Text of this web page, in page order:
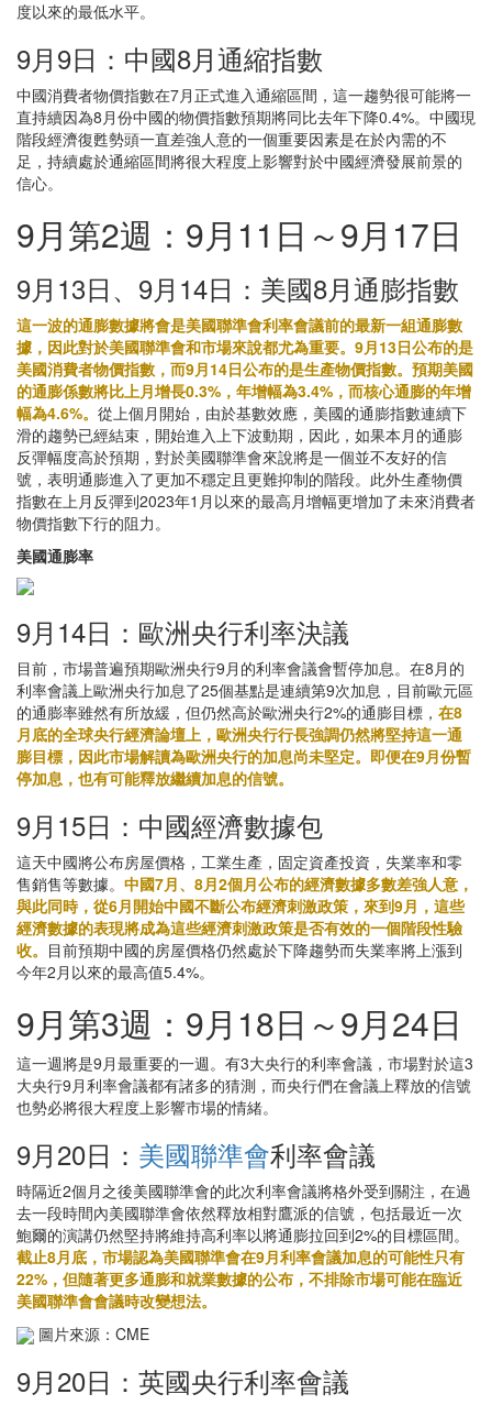
度以來的最低水平。
9月9日：中國8月通縮指數
中國消費者物價指數在7月正式進入通縮區間，這一趨勢很可能將一
直持續因為8月份中國的物價指數預期將同比去年下降0.4%。中國現
階段經濟復甦勢頭一直差強人意的一個重要因素是在於內需的不
足，持續處於通縮區間將很大程度上影響對於中國經濟發展前景的
信心。
9月第2週：9月11日～9月17日
9月13日、9月14日：美國8月通膨指數
這一波的通膨數據將會是美國聯準會利率會議前的最新一組通膨數
據，因此對於美國聯準會和市場來說都尤為重要。9月13日公布的是
美國消費者物價指數，而9月14日公布的是生產物價指數。預期美國
的通膨係數將比上月增長0.3%，年增幅為3.4%，而核心通膨的年增
幅為4.6%。 從上個月開始，由於基數效應，美國的通膨指數連續下
滑的趨勢已經結束，開始進入上下波動期，因此，如果本月的通膨
反彈幅度高於預期，對於美國聯準會來說將是一個並不友好的信
號，表明通膨進入了更加不穩定且更難抑制的階段。此外生產物價
指數在上月反彈到2023年1月以來的最高月增幅更增加了未來消費者
物價指數下行的阻力。
美國通膨率
9月14日：歐洲央行利率決議
目前，市場普遍預期歐洲央行9月的利率會議會暫停加息。在8月的
利率會議上歐洲央行加息了25個基點是連續第9次加息，目前歐元區
的通膨率雖然有所放緩，但仍然高於歐洲央行2%的通膨目標， 在8
月底的全球央行經濟論壇上，歐洲央行行長強調仍然將堅持這一通
膨目標，因此市場解讀為歐洲央行的加息尚未堅定。即便在9月份暫
停加息，也有可能釋放繼續加息的信號。
9月15日：中國經濟數據包
這天中國將公布房屋價格，工業生產，固定資產投資，失業率和零
售銷售等數據。 中國7月、8月2個月公布的經濟數據多數差強人意，
與此同時，從6月開始中國不斷公布經濟刺激政策，來到9月，這些
經濟數據的表現將成為這些經濟刺激政策是否有效的一個階段性驗
收。 目前預期中國的房屋價格仍然處於下降趨勢而失業率將上漲到
今年2月以來的最高值5.4%。
9月第3週：9月18日～9月24日
這一週將是9月最重要的一週。有3大央行的利率會議，市場對於這3
大央行9月利率會議都有諸多的猜測，而央行們在會議上釋放的信號
也勢必將很大程度上影響市場的情緒。
9月20日： 美國聯準會利率會議
時隔近2個月之後美國聯準會的此次利率會議將格外受到關注，在過
去一段時間內美國聯準會依然釋放相對鷹派的信號，包括最近一次
鮑爾的演講仍然堅持將維持高利率以將通膨拉回到2%的目標區間。
截止8月底，市場認為美國聯準會在9月利率會議加息的可能性只有
22%，但隨著更多通膨和就業數據的公布，不排除市場可能在臨近
美國聯準會會議時改變想法。
圖片來源：CME
9月20日：英國央行利率會議